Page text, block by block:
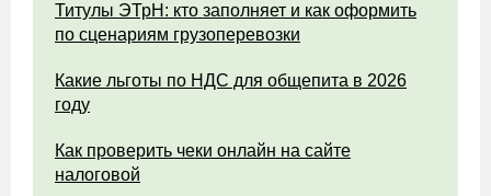
Титулы ЭТрН: кто заполняет и как оформить
по сценариям грузоперевозки
Какие льготы по НДС для общепита в 2026
году
Как проверить чеки онлайн на сайте
налоговой